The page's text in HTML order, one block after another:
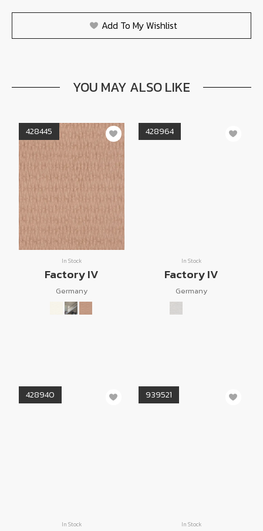
Add To My Wishlist
YOU MAY ALSO LIKE
428445
In Stock
Factory IV
Germany
428964
In Stock
Factory IV
Germany
428940
In Stock
939521
In Stock